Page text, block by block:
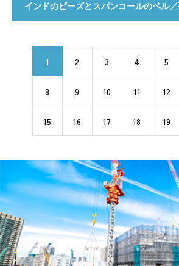
インドのビーズとスパンコールのベル／
1 2 3 4 5
8 9 10 11 12
15 16 17 18 19